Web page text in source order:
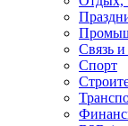
Связь
Спорт